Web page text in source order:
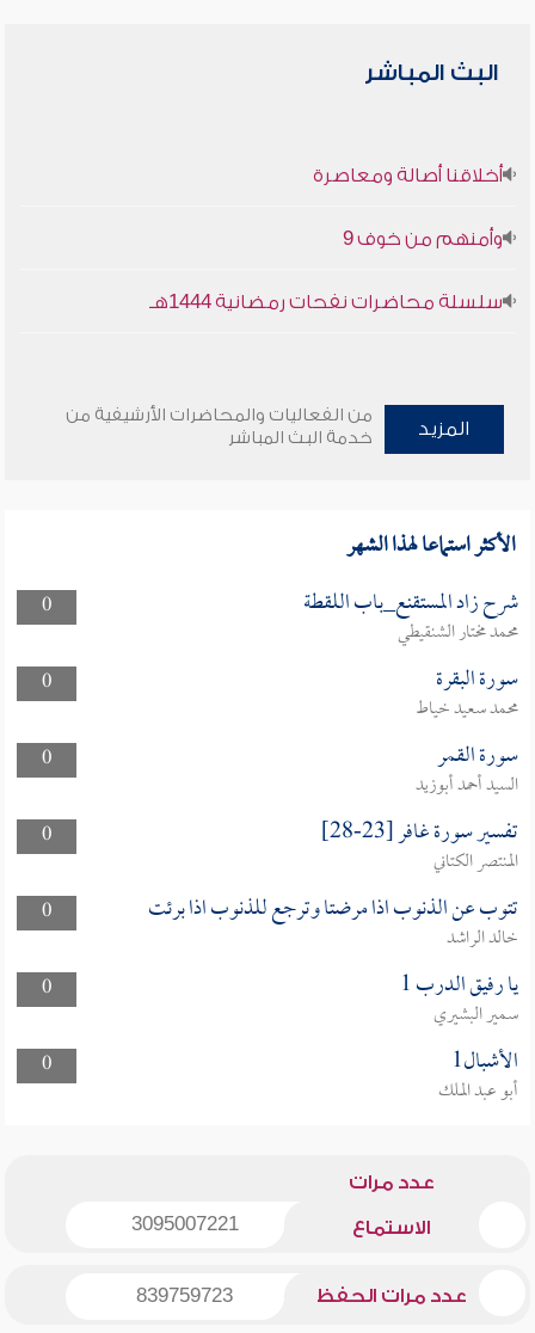
البث المباشر
أخلاقنا أصالة ومعاصرة
وأمنهم من خوف 9
سلسلة محاضرات نفحات رمضانية 1444هـ
المزيد
من الفعاليات والمحاضرات الأرشيفية من
خدمة البث المباشر
الأكثر استماعا لهذا الشهر
0 شرح زاد المستقنع_باب اللقطة
محمد مختار الشنقيطي
0
سورة البقرة
محمد سعيد خياط
0
سورة القمر
السيد أحمد أبوزيد
0
تفسير سورة غافر [23-28]
المنتصر الكتاني
0
تتوب عن الذنوب اذا مرضتا وترجع للذنوب اذا برئت
خالد الراشد
0
يا رفيق الدرب 1
سمير البشيري
0
الأشبال1
أبو عبد الملك
عدد مرات
الاستماع 3095007221
عدد مرات الحفظ 839759723